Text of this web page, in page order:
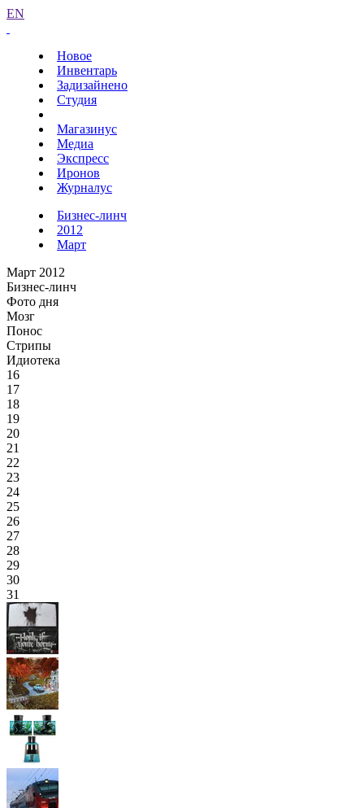
EN
Новое
Инвентарь
Задизайнено
Студия
Магазинус
Медиа
Экспресс
Иронов
Журналус
Бизнес-линч
2012
Март
Март 2012
Бизнес-линч
Фото дня
Мозг
Понос
Стрипы
Идиотека
16
17
18
19
20
21
22
23
24
25
26
27
28
29
30
31